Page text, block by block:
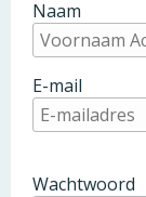
Naam
E-mail
Wachtwoord